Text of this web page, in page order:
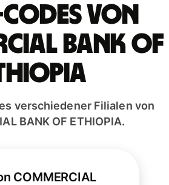
von
BANK OF
verschiedener Filialen von
BANK OF ETHIOPIA.
COMMERCIAL